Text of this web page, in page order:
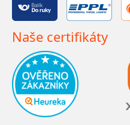
Naše certifikáty